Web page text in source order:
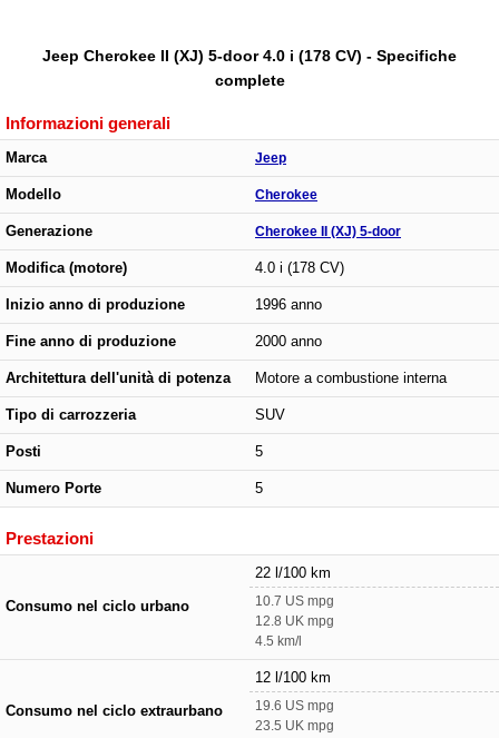
Jeep Cherokee II (XJ) 5-door 4.0 i (178 CV) - Specifiche
complete
Informazioni generali
Marca Jeep
Modello Cherokee
Generazione Cherokee II (XJ) 5-door
Modifica (motore) 4.0 i (178 CV)
Inizio anno di produzione 1996 anno
Fine anno di produzione 2000 anno
Architettura dell'unità di potenza Motore a combustione interna
Tipo di carrozzeria SUV
Posti 5
Numero Porte 5
Prestazioni
Consumo nel ciclo urbano
22 l/100 km
10.7 US mpg
12.8 UK mpg
4.5 km/l
Consumo nel ciclo extraurbano
12 l/100 km
19.6 US mpg
23.5 UK mpg